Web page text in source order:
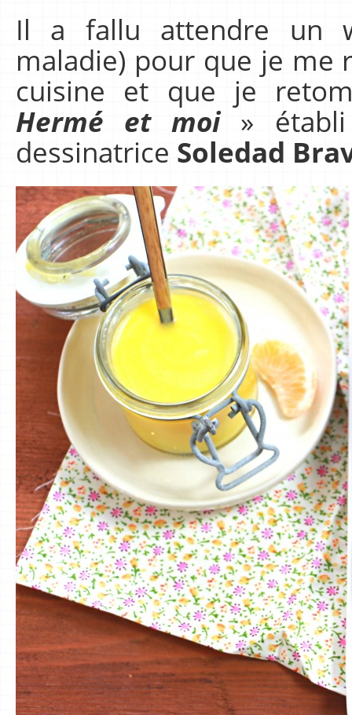
Il a fallu attendre un
maladie) pour que je me
cuisine et que je
Hermé et moi» établi
dessinatrice Soledad